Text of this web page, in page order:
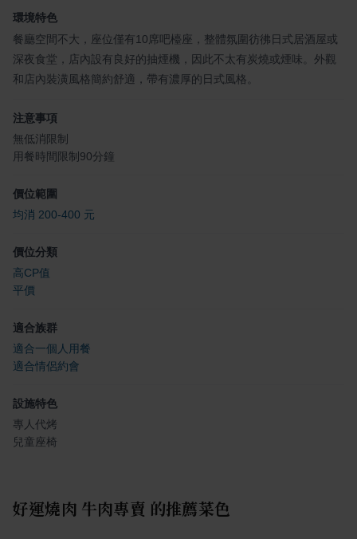
環境特色
餐廳空間不大，座位僅有10席吧檯座，整體氛圍彷彿日式居酒屋或
深夜食堂，店內設有良好的抽煙機，因此不太有炭燒或煙味。外觀
和店內裝潢風格簡約舒適，帶有濃厚的日式風格。
注意事項
無低消限制
用餐時間限制90分鐘
價位範圍
均消 200-400 元
價位分類
高CP值
平價
適合族群
適合一個人用餐
適合情侶約會
設施特色
專人代烤
兒童座椅
好運燒肉 牛肉專賣 的推薦菜色